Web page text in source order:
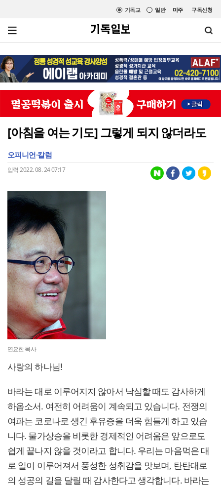
미주 구독신청
일반
기독교
[아침을 여는 기도] 그렇게 되지 않더라도
오피니언·칼럼
입력 2022. 08. 24 07:17
연요한 목사
사랑의 하나님!
바라는 대로 이루어지지 않아서 낙심할 때도 감사하게
하옵소서. 여전히 어려움이 계속되고 있습니다. 전쟁의
여파는 코로나로 생긴 후유증을 더욱 힘들게 하고 있습
니다. 물가상승을 비롯한 경제적인 어려움은 앞으로도
쉽게 끝나지 않을 것이라고 합니다. 우리는 마음먹은 대
로 일이 이루어져서 풍성한 성취감을 맛보며, 탄탄대로
의 성공의 길을 달릴 때 감사한다고 생각합니다. 바라는